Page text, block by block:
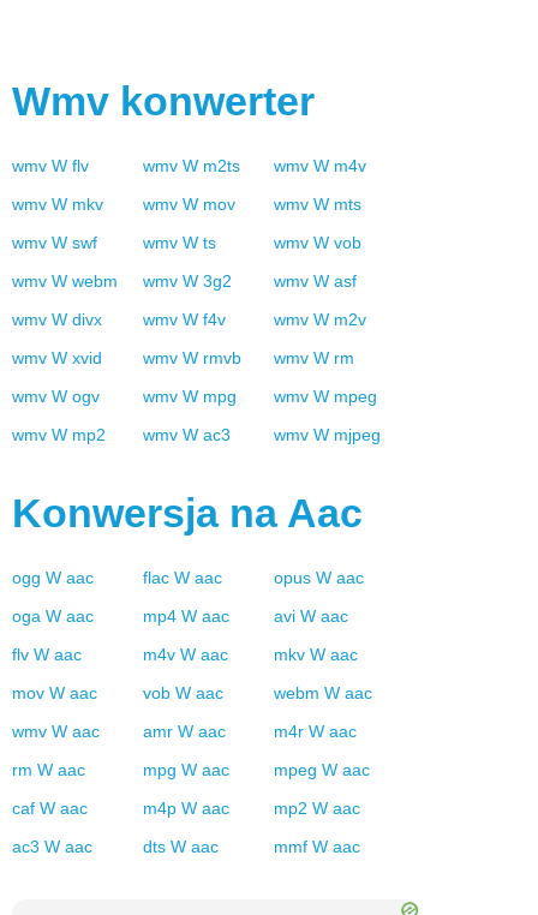
Wmv konwerter
wmv W flv wmv W m2ts wmv W m4v
wmv W mkv wmv W mov wmv W mts
wmv W swf wmv W ts wmv W vob
wmv W webm wmv W 3g2 wmv W asf
wmv W divx wmv W f4v wmv W m2v
wmv W xvid wmv W rmvb wmv W rm
wmv W ogv wmv W mpg wmv W mpeg
wmv W mp2 wmv W ac3 wmv W mjpeg
Konwersja na Aac
ogg W aac flac W aac opus W aac
oga W aac mp4 W aac avi W aac
flv W aac m4v W aac mkv W aac
mov W aac vob W aac webm W aac
wmv W aac amr W aac m4r W aac
rm W aac mpg W aac mpeg W aac
caf W aac m4p W aac mp2 W aac
ac3 W aac dts W aac mmf W aac